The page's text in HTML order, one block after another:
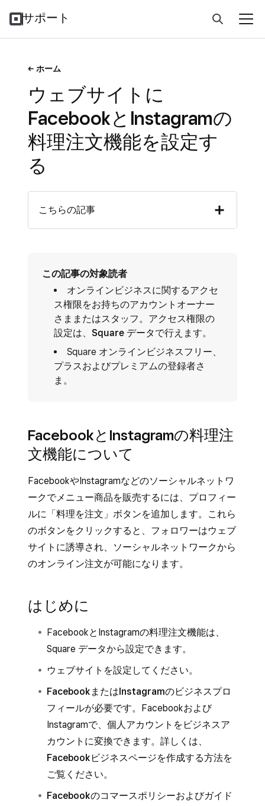
サポート
ホーム
ウェブサイトに
FacebookとInstagramの
料理注文機能を設定す
る
こちらの記事
この記事の対象読者
オンラインビジネスに関するアクセ
ス権限をお持ちのアカウントオーナー
さままたはスタッフ。アクセス権限の
設定は、 Square データで行えます。
Square オンラインビジネスフリー、
プラスおよびプレミアムの登録者さ
ま。
FacebookとInstagramの料理注
文機能について
FacebookやInstagramなどのソーシャルネットワ
ークでメニュー商品を販売するには、プロフィー
ルに「料理を注文」ボタンを追加します。これら
のボタンをクリックすると、フォロワーはウェブ
サイトに誘導され、ソーシャルネットワークから
のオンライン注文が可能になります。
はじめに
FacebookとInstagramの料理注文機能は、
Square データから設定できます。
ウェブサイトを設定 してください。
Facebook またはInstagramのビジネスプロ
フィールが必要です。Facebookおよび
Instagramで、個人アカウントをビジネスア
カウントに変換できます。詳しくは、
Facebookビジネスページを作成する方法を
ご覧ください。
Facebookのコマースポリシーおよびガイド